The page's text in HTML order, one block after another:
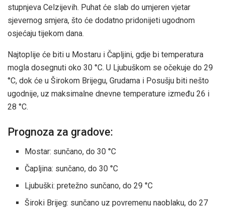
stupnjeva Celzijevih. Puhat će slab do umjeren vjetar
sjevernog smjera, što će dodatno pridonijeti ugodnom
osjećaju tijekom dana.
Najtoplije će biti u Mostaru i Čapljini, gdje bi temperatura
mogla dosegnuti oko 30 °C. U Ljubuškom se očekuje do 29
°C, dok će u Širokom Brijegu, Grudama i Posušju biti nešto
ugodnije, uz maksimalne dnevne temperature između 26 i
28 °C.
Prognoza za gradove:
Mostar: sunčano, do 30 °C
Čapljina: sunčano, do 30 °C
Ljubuški: pretežno sunčano, do 29 °C
Široki Brijeg: sunčano uz povremenu naoblaku, do 27